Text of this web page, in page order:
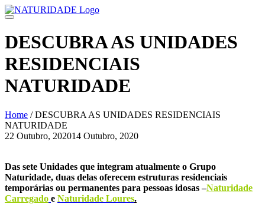
Skip
to
DESCUBRA AS UNIDADES
RESIDENCIAIS
NATURIDADE
Home / DESCUBRA AS UNIDADES RESIDENCIAIS
NATURIDADE
22 Outubro, 202014 Outubro, 2020
de
artigos
Das sete Unidades que integram atualmente o Grupo
Naturidade, duas delas oferecem estruturas residenciais
temporárias ou permanentes para pessoas idosas –Naturidade
Carregado e Naturidade Loures.